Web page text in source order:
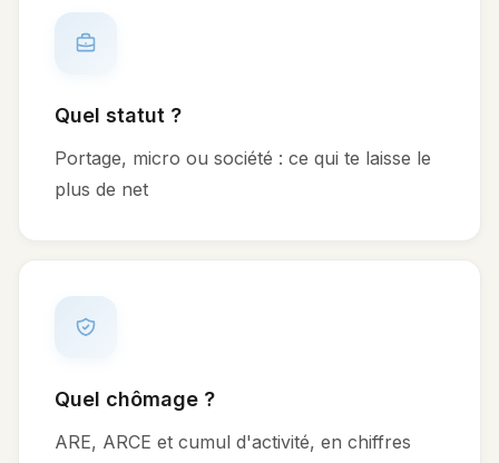
Quel statut ?
Portage, micro ou société : ce qui te laisse le
plus de net
Quel chômage ?
ARE, ARCE et cumul d'activité, en chiffres